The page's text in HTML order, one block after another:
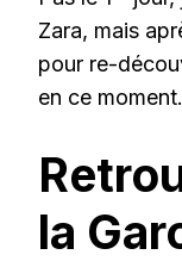
Zara, mais
pour re-
en ce moment.
la